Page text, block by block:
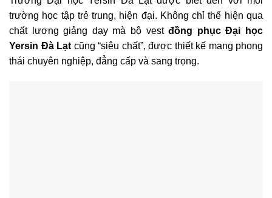
trường học tập trẻ trung, hiện đại. Không chỉ thể hiện qua
chất lượng giảng dạy mà bộ vestđồng phục Đại học
Yersin Đà Lạt cũng “siêu chất”, được thiết kế mang phong
thái chuyên nghiệp, đẳng cấp và sang trọng.